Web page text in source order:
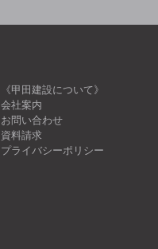
《甲田建設について》
会社案内
お問い合わせ
資料請求
プライバシーポリシー